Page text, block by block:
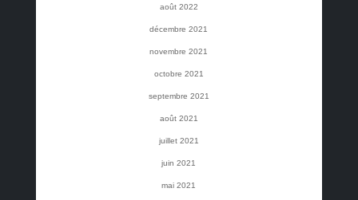
août 2022
décembre 2021
novembre 2021
octobre 2021
septembre 2021
août 2021
juillet 2021
juin 2021
mai 2021